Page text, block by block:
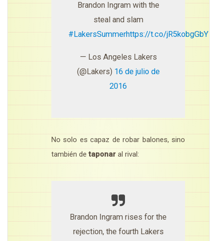
Brandon Ingram with the
steal and slam
#LakersSummerhttps://t.co/jR5kobgGbY
— Los Angeles Lakers
(@Lakers) 16 de julio de
2016
No solo es capaz de robar balones, sino
también detaponar al rival:
Brandon Ingram rises for the
rejection, the fourth Lakers